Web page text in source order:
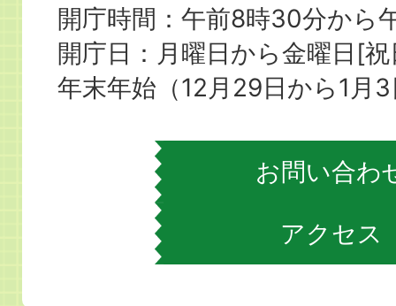
町
役
場
開庁時間：午前8時30分から
開庁日：月曜日から金曜日[
年末年始（12月29日から1月
お問い合わ
アクセス